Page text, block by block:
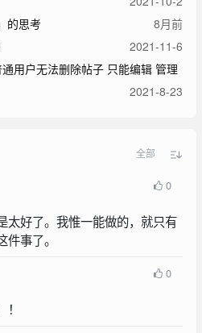
的思考
8月前
2021-11-6
用户无法删除帖子 只能编辑 管理
2021-8-23
全部
0
太好了。我惟一能做的，就只有
件事了。
0